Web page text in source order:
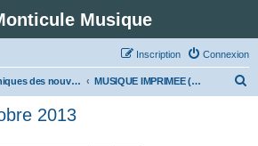
Musique
Connexion
Inscription
Chroniques des nouveautés musicales : Pour voir les visuels des notices vous devez vous enregistrer. MUSIQUE IMPRIMEE (Classe 2 - Rock et variétés)
2013